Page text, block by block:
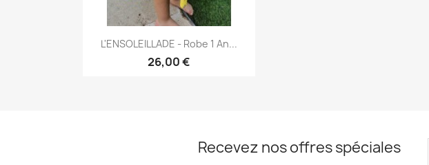
 Aperçu rapide
L'ENSOLEILLADE - Robe 1 An...
26,00 €
Recevez nos offres spéciales